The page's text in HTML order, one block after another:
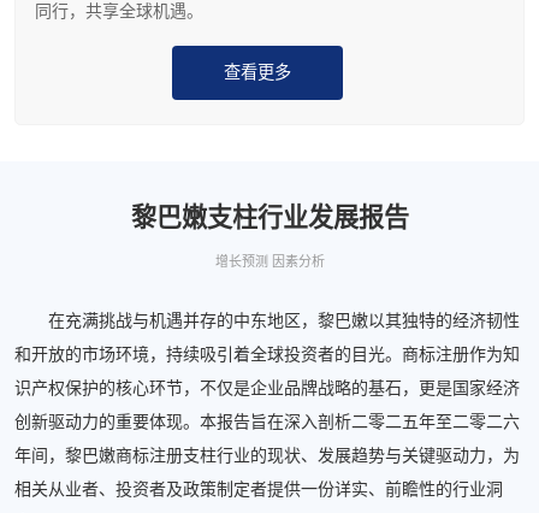
同行，共享全球机遇。
查看更多
黎巴嫩支柱行业发展报告
增长预测 因素分析
在充满挑战与机遇并存的中东地区，黎巴嫩以其独特的经济韧性
和开放的市场环境，持续吸引着全球投资者的目光。商标注册作为知
识产权保护的核心环节，不仅是企业品牌战略的基石，更是国家经济
创新驱动力的重要体现。本报告旨在深入剖析二零二五年至二零二六
年间，黎巴嫩商标注册支柱行业的现状、发展趋势与关键驱动力，为
相关从业者、投资者及政策制定者提供一份详实、前瞻性的行业洞